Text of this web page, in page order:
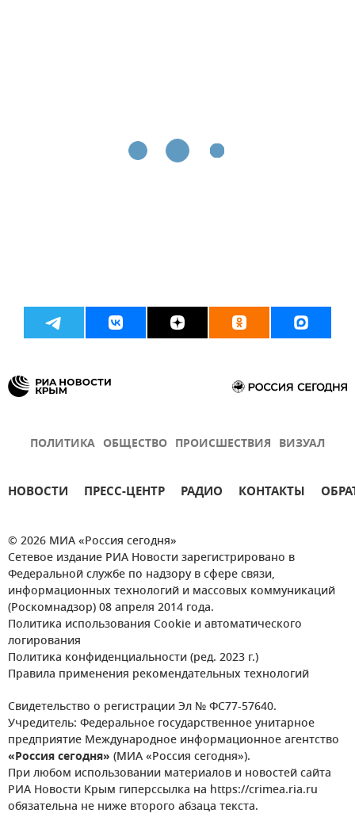
ПОЛИТИКА ОБЩЕСТВО ПРОИСШЕСТВИЯ ВИЗУАЛ
НОВОСТИ ПРЕСС-ЦЕНТР РАДИО КОНТАКТЫ
© 2026 МИА «Россия сегодня»
Сетевое издание РИА Новости зарегистрировано в
Федеральной службе по надзору в сфере связи,
информационных технологий и массовых коммуникаций
(Роскомнадзор) 08 апреля 2014 года.
Политика использования Cookie и автоматического
логирования
Политика конфиденциальности (ред. 2023 г.)
Правила применения рекомендательных технологий
Свидетельство о регистрации Эл № ФС77-57640.
Учредитель: Федеральное государственное унитарное
предприятие Международное информационное агентство
«Россия сегодня» (МИА «Россия сегодня»).
При любом использовании материалов и новостей сайта
РИА Новости Крым гиперссылка на https://crimea.ria.ru
обязательна не ниже второго абзаца текста.